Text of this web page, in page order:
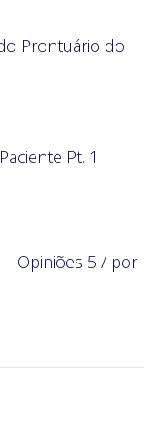
Prontuário do
Pt. 1
– Opiniões 5 / por